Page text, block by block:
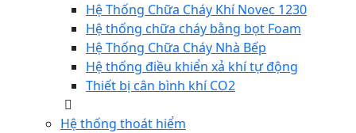
Hệ Thống Chữa Cháy Khí Novec 1230
Hệ thống chữa cháy bằng bọt Foam
Hệ Thống Chữa Cháy Nhà Bếp
Hệ thống điều khiển xả khí tự động
Thiết bị cân bình khí CO2
Hệ thống thoát hiểm